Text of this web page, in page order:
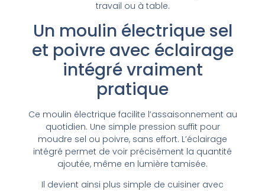
travail ou à table.
Un moulin électrique sel
et poivre avec éclairage
intégré vraiment
pratique
Ce moulin électrique facilite l’assaisonnement au
quotidien. Une simple pression suffit pour
moudre sel ou poivre, sans effort. L’éclairage
intégré permet de voir précisément la quantité
ajoutée, même en lumière tamisée.
Il devient ainsi plus simple de cuisiner avec